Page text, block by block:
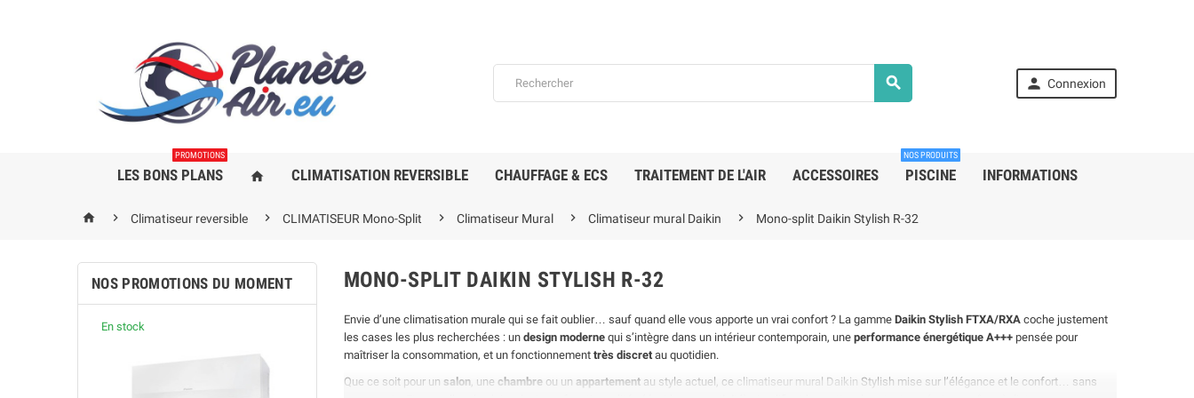
  Connexion
LES BONS PLANS
PROMOTIONS
home CLIMATISATION REVERSIBLE CHAUFFAGE & ECS TRAITEMENT DE L'AIR ACCESSOIRES PISCINE
NOS PRODUITS
INFORMATIONS
  Climatiseur reversible  CLIMATISEUR Mono-Split  Climatiseur Mural  Climatiseur mural Daikin  Mono-split Daikin Stylish R-32
NOS PROMOTIONS DU MOMENT
En stock En stock En stock En stock En stock
MONO-SPLIT DAIKIN STYLISH R-32
Envie d’une climatisation murale qui se fait oublier… sauf quand elle vous apporte un vrai confort ? La gamme Daikin Stylish FTXA/RXA coche justement
les cases les plus recherchées : un design moderne qui s’intègre dans un intérieur contemporain, une performance énergétique A+++ pensée pour
maîtriser la consommation, et un fonctionnement très discret au quotidien.
Que ce soit pour un salon , une chambre ou un appartement au style actuel, ce climatiseur mural Daikin Stylish mise sur l’élégance et le confort… sans